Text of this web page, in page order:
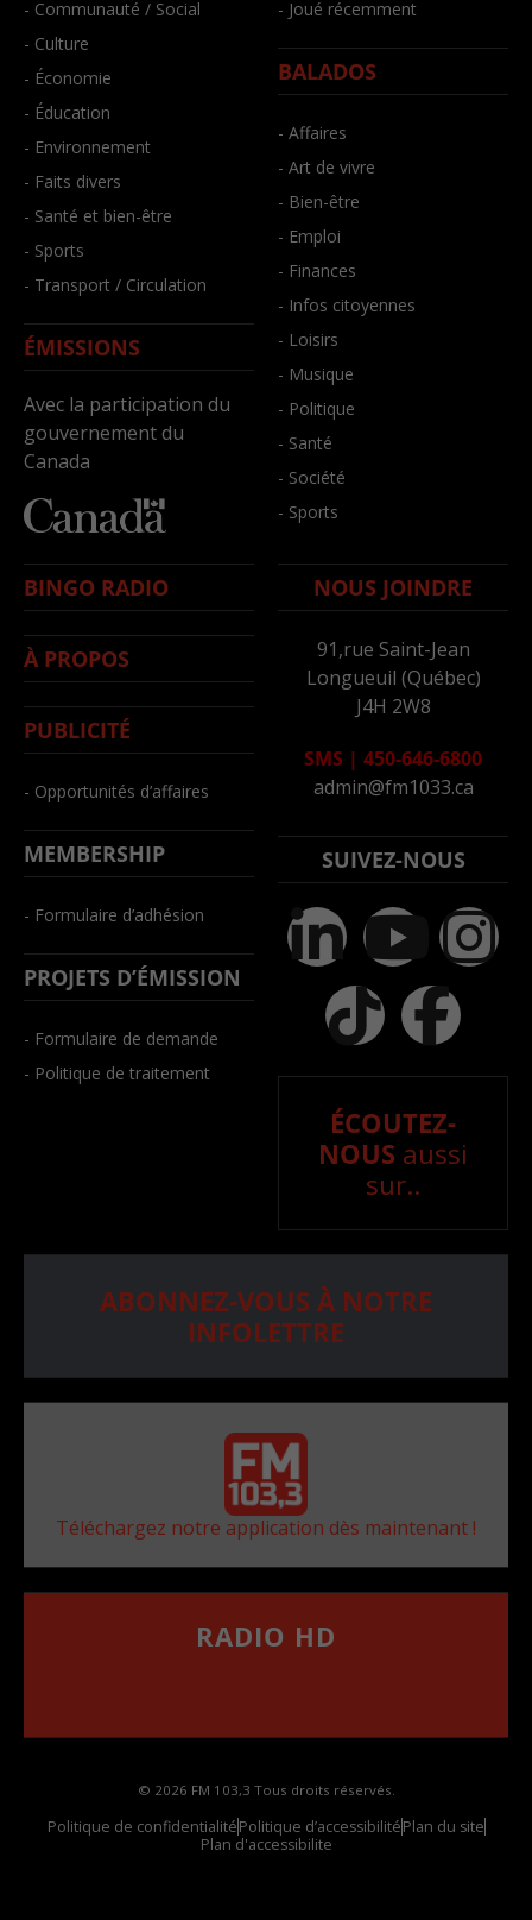
- Communauté / Social
- Culture
- Économie
- Éducation
- Environnement
- Faits divers
- Santé et bien-être
- Sports
- Transport / Circulation
ÉMISSIONS
Avec la participation du
gouvernement du
Canada
- Joué récemment
BALADOS
- Affaires
- Art de vivre
- Bien-être
- Emploi
- Finances
- Infos citoyennes
- Loisirs
- Musique
- Politique
- Santé
- Société
- Sports
BINGO RADIO
À PROPOS
PUBLICITÉ
- Opportunités d’affaires
MEMBERSHIP
- Formulaire d’adhésion
PROJETS D’ÉMISSION
- Formulaire de demande
- Politique de traitement
NOUS JOINDRE
91,rue Saint-Jean
Longueuil (Québec)
J4H 2W8
SMS | 450-646-6800
admin@fm1033.ca
SUIVEZ-NOUS
ÉCOUTEZ-
NOUS aussi
sur..
ABONNEZ-VOUS À NOTRE
INFOLETTRE
Téléchargez notre application dès maintenant !
RADIO HD
© 2026 FM 103,3 Tous droits réservés.
Politique de confidentialitéPolitique d’accessibilitéPlan du site
Plan d'accessibilite